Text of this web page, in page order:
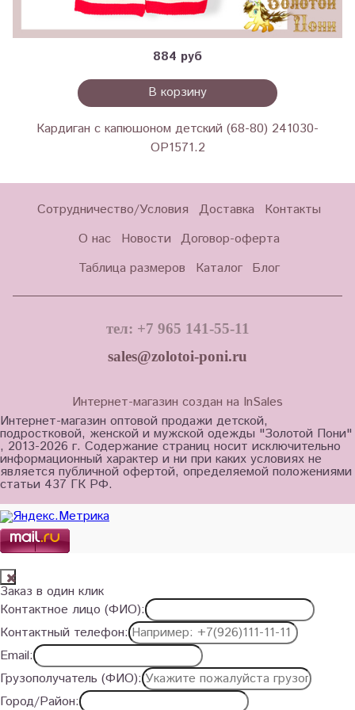
884 руб
В корзину
Кардиган с капюшоном детский (68-80) 241030-
OP1571.2
Сотрудничество/Условия Доставка
Контакты
О нас
Новости Договор-оферта
Таблица размеров
Каталог Блог
тел: +7 965 141-55-11
sales@zolotoi-poni.ru
Интернет-магазин создан на InSales
Интернет-магазин оптовой продажи детской,
подростковой, женской и мужской одежды "Золотой Пони"
, 2013-2026 г. Содержание страниц носит исключительно
информационный характер и ни при каких условиях не
является публичной офертой, определяемой положениями
статьи 437 ГК РФ.
Заказ в один клик
Контактное лицо (ФИО):
Контактный телефон:
Email:
Грузополучатель (ФИО):
Город/Район: